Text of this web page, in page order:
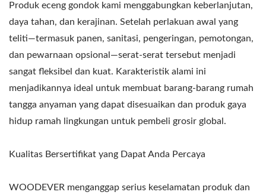
Produk eceng gondok kami menggabungkan keberlanjutan,
daya tahan, dan kerajinan. Setelah perlakuan awal yang
teliti—termasuk panen, sanitasi, pengeringan, pemotongan,
dan pewarnaan opsional—serat-serat tersebut menjadi
sangat fleksibel dan kuat. Karakteristik alami ini
menjadikannya ideal untuk membuat barang-barang rumah
tangga anyaman yang dapat disesuaikan dan produk gaya
hidup ramah lingkungan untuk pembeli grosir global.
Kualitas Bersertifikat yang Dapat Anda Percaya
WOODEVER menganggap serius keselamatan produk dan